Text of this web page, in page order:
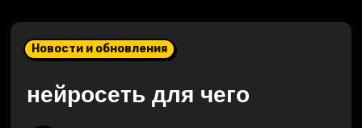
Новости и обновления
нейросеть для чего